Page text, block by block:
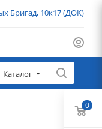
Бригад, 10к17 (ДОК)
Каталог
0